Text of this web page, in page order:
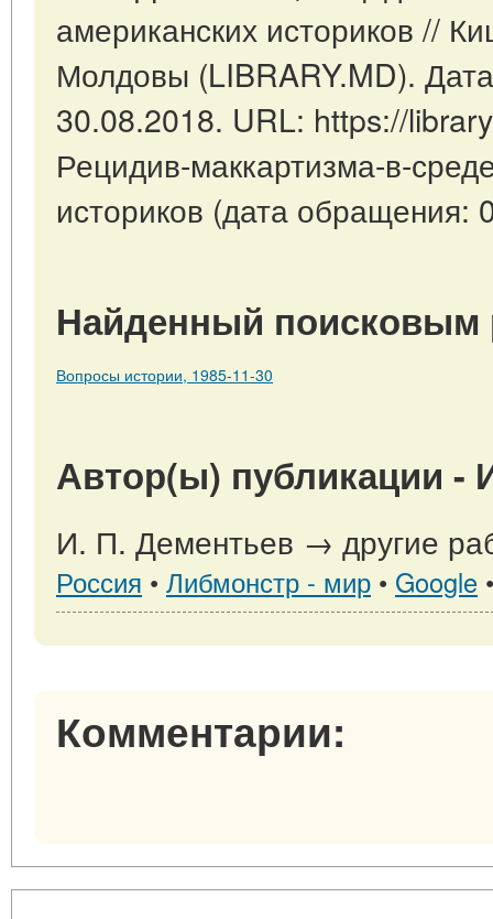
американских историков //
Молдовы (LIBRARY.MD).
30.08.2018. URL: https://
Рецидив-маккартизма-в-
историков (дата обращения:
Найденный поисковым
Вопросы истории, 1985-11-30
Автор(ы) публикации -
И. П. Дементьев → другие
Россия • Либмонстр - мир • Google
Комментарии: